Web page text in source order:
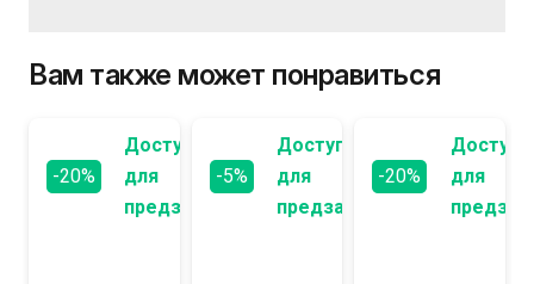
Вам также может понравиться
-20%
Доступно
для
предзаказа
-5%
Доступно
для
предзаказа
-20%
для